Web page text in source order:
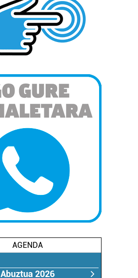
AGENDA
Abuztua 2026